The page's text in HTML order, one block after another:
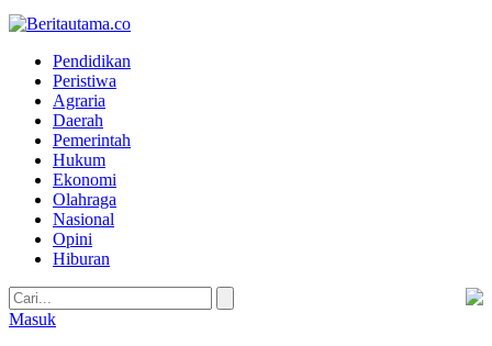
Pendidikan
Peristiwa
Agraria
Daerah
Pemerintah
Hukum
Ekonomi
Olahraga
Nasional
Opini
Hiburan
Masuk